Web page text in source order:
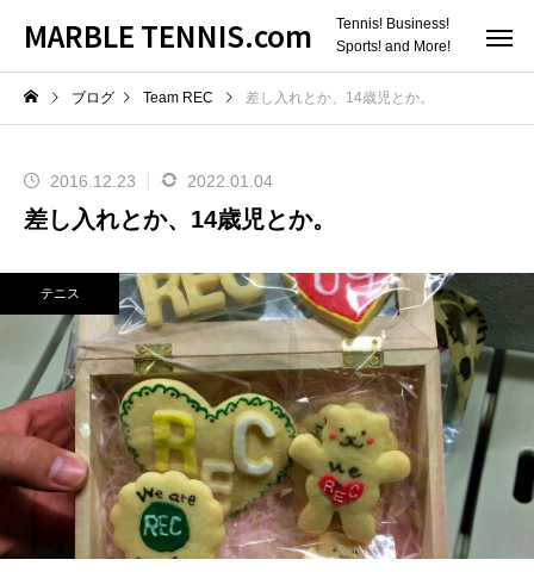
MARBLE TENNIS.com
Tennis! Business!
Sports! and More!
ブログ Team REC 差し入れとか、14歳児とか。
2016.12.23 2022.01.04
差し入れとか、14歳児とか。
テニス